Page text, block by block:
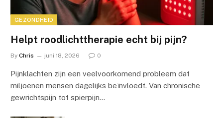
GEZONDHEID
Helpt roodlichttherapie echt bij pijn?
By Chris juni 18, 2026 0
Pijnklachten zijn een veelvoorkomend probleem dat
miljoenen mensen dagelijks beïnvloedt. Van chronische
gewrichtspijn tot spierpijn…